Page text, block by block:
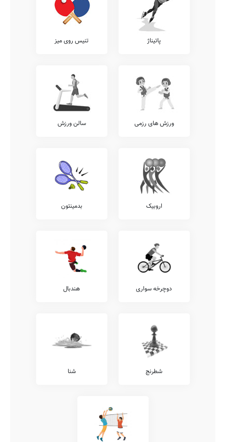
پاتیناژ تنیس روی میز
ورزش های رزمی سالن ورزش
اروبیک بدمینتون
دوچرخه سواری هندبال
شطرنج شنا